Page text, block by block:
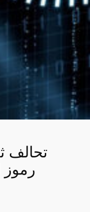
تحالف
رموز